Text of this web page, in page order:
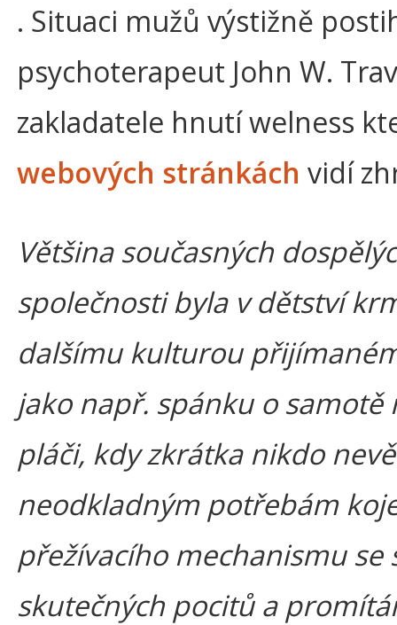
. Situaci mužů výstižně
psychoterapeut John W.
zakladatele hnutí welness
webových stránkách vidí
Většina současných
společnosti byla v dětství
dalšímu kulturou
jako např. spánku o
pláči, kdy zkrátka nikdo
neodkladným potřebám
přežívacího mechanismu se
skutečných pocitů a